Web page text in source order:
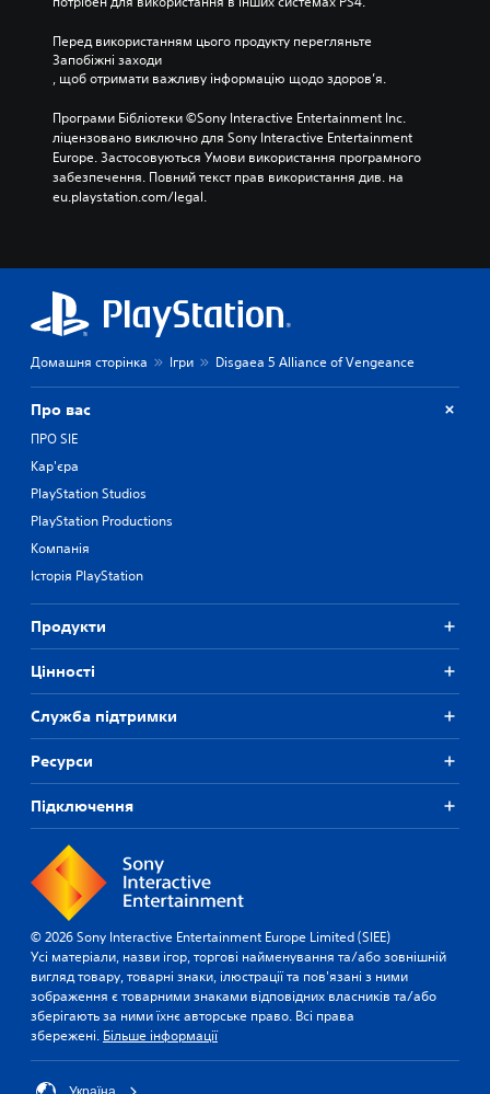
Перед використанням цього продукту перегляньте
Запобіжні заходи
, щоб отримати важливу інформацію щодо здоров’я.
Програми Бібліотеки ©Sony Interactive Entertainment Inc.
ліцензовано виключно для Sony Interactive Entertainment
Europe. Застосовуються Умови використання програмного
забезпечення. Повний текст прав використання див. на
eu.playstation.com/legal.
Домашня сторінка Ігри Disgaea 5 Alliance of Vengeance
Про вас
ПРО SIE
Кар'єра
PlayStation Studios
PlayStation Productions
Компанія
Історія PlayStation
Продукти
Цiнностi
Служба підтримки
Ресурси
Підключення
© 2026 Sony Interactive Entertainment Europe Limited (SIEE)
Усі матеріали, назви ігор, торгові найменування та/або зовнішній
вигляд товару, товарні знаки, ілюстрації та пов'язані з ними
зображення є товарними знаками відповідних власників та/або
зберігають за ними їхнє авторське право. Всі права
збережені. Більше інформації